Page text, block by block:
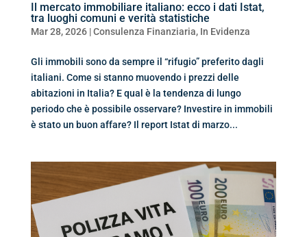
Il mercato immobiliare italiano: ecco i dati Istat,
tra luoghi comuni e verità statistiche
Mar 28, 2026|Consulenza Finanziaria, In Evidenza
Gli immobili sono da sempre il “rifugio” preferito dagli
italiani. Come si stanno muovendo i prezzi delle
abitazioni in Italia? E qual è la tendenza di lungo
periodo che è possibile osservare? Investire in immobili
è stato un buon affare? Il report Istat di marzo...